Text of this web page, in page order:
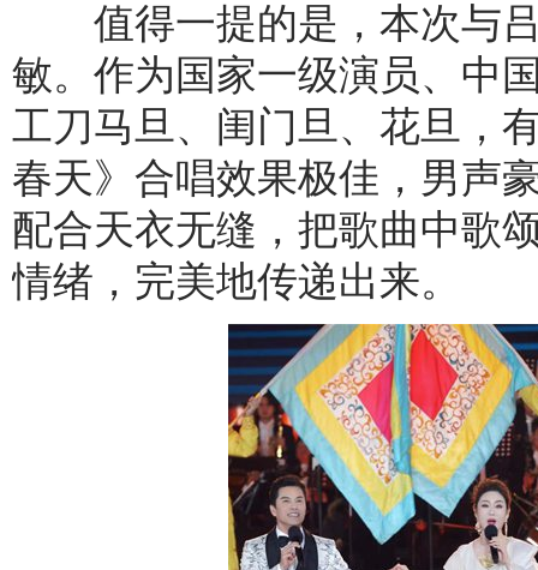
值得一提的是，本次与吕
敏。作为国家一级演员、中
工刀马旦、闺门旦、花旦，
春天》合唱效果极佳，男声
配合天衣无缝，把歌曲中歌
情绪，完美地传递出来。